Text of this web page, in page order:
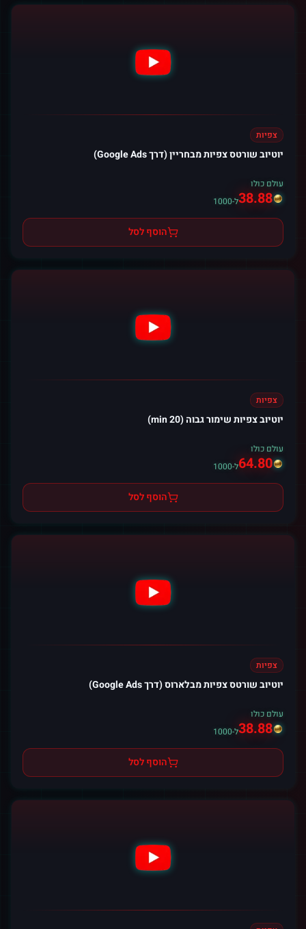
צפיות
יוטיוב שורטס צפיות מבחריין (דרך Google Ads)
עולם כולו
38.88ל-1000
הוסף לסל
צפיות
יוטיוב צפיות שימור גבוה (20 min)
עולם כולו
64.80ל-1000
הוסף לסל
צפיות
יוטיוב שורטס צפיות מבלארוס (דרך Google Ads)
עולם כולו
38.88ל-1000
הוסף לסל